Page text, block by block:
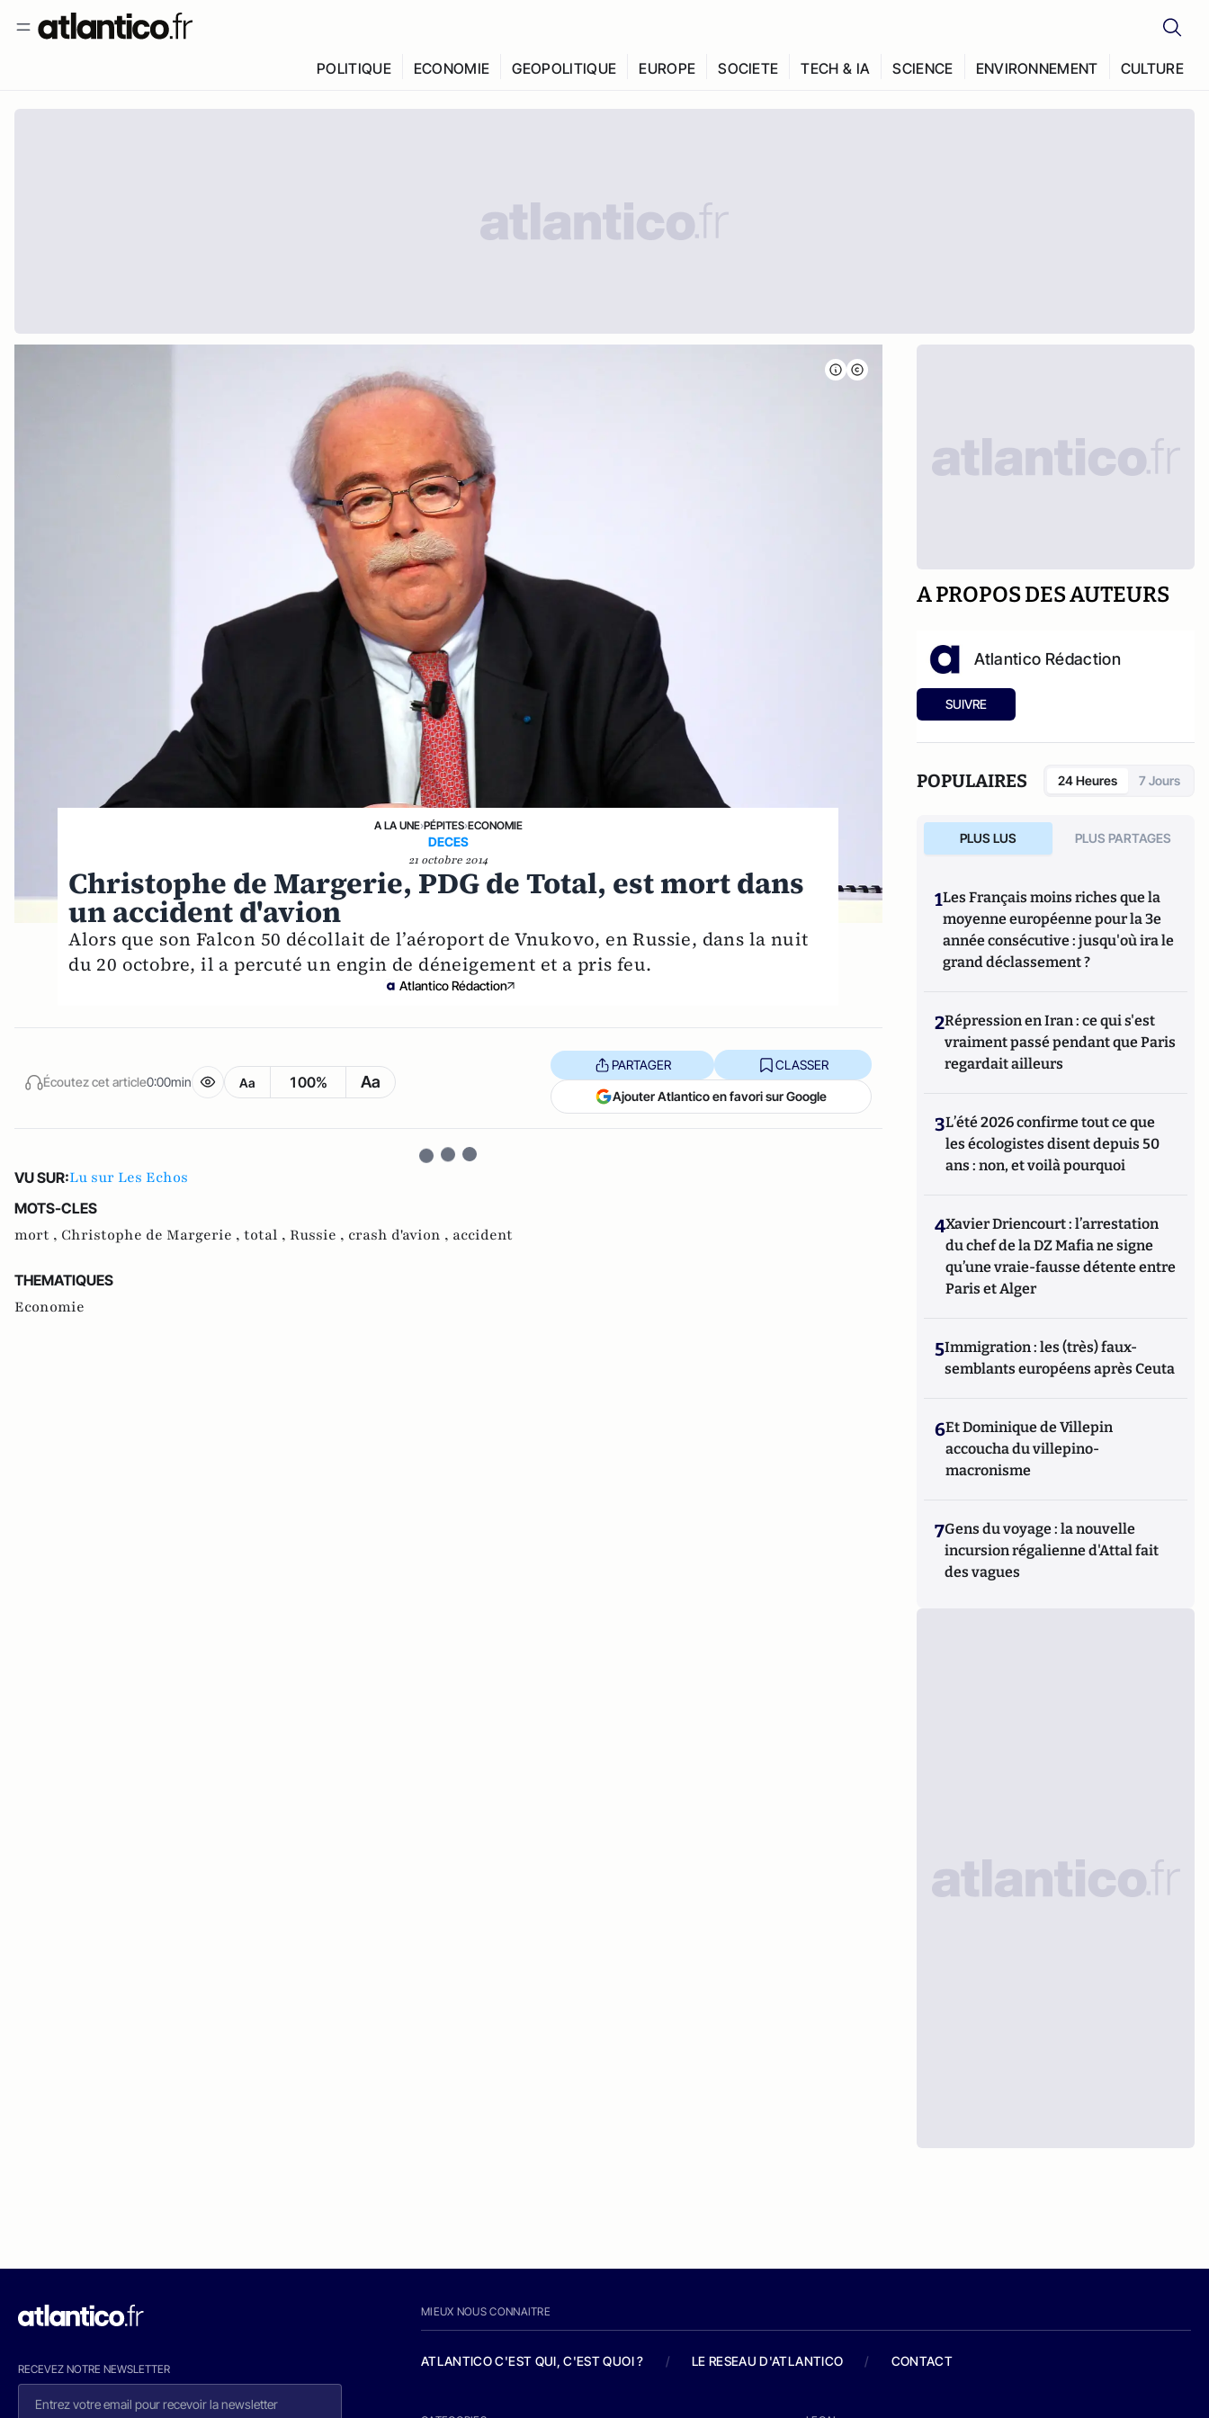
POLITIQUE ECONOMIE GEOPOLITIQUE EUROPE SOCIETE TECH & IA SCIENCE ENVIRONNEMENT CULTURE
A LA UNE›PÉPITES›ECONOMIE
DECES
21 octobre 2014
Christophe de Margerie, PDG de Total, est mort dans
un accident d'avion
Alors que son Falcon 50 décollait de l’aéroport de Vnukovo, en Russie, dans la nuit
du 20 octobre, il a percuté un engin de déneigement et a pris feu.
Atlantico Rédaction
Écoutez cet article0:00min Aa 100% Aa
PARTAGER CLASSER
Ajouter Atlantico en favori sur Google
VU SUR:Lu sur Les Echos
MOTS-CLES
mort , Christophe de Margerie , total , Russie , crash d'avion , accident
THEMATIQUES
Economie
A PROPOS DES AUTEURS
Atlantico Rédaction
SUIVRE
POPULAIRES 24 Heures 7 Jours
PLUS LUS PLUS PARTAGES
1Les Français moins riches que la
moyenne européenne pour la 3e
année consécutive : jusqu'où ira le
grand déclassement ?
2Répression en Iran : ce qui s'est
vraiment passé pendant que Paris
regardait ailleurs
3L’été 2026 confirme tout ce que
les écologistes disent depuis 50
ans : non, et voilà pourquoi
4Xavier Driencourt : l’arrestation
du chef de la DZ Mafia ne signe
qu’une vraie-fausse détente entre
Paris et Alger
5Immigration : les (très) faux-
semblants européens après Ceuta
6Et Dominique de Villepin
accoucha du villepino-
macronisme
7Gens du voyage : la nouvelle
incursion régalienne d'Attal fait
des vagues
RECEVEZ NOTRE NEWSLETTER
MIEUX NOUS CONNAITRE
ATLANTICO C'EST QUI, C'EST QUOI ? / LE RESEAU D'ATLANTICO / CONTACT